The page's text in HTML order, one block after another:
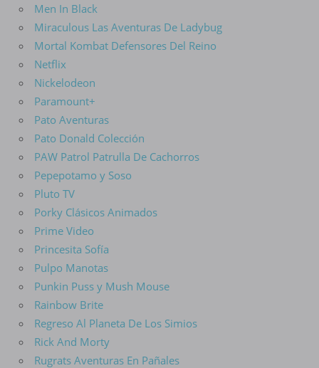
Men In Black
Miraculous Las Aventuras De Ladybug
Mortal Kombat Defensores Del Reino
Netflix
Nickelodeon
Paramount+
Pato Aventuras
Pato Donald Colección
PAW Patrol Patrulla De Cachorros
Pepepotamo y Soso
Pluto TV
Porky Clásicos Animados
Prime Video
Princesita Sofía
Pulpo Manotas
Punkin Puss y Mush Mouse
Rainbow Brite
Regreso Al Planeta De Los Simios
Rick And Morty
Rugrats Aventuras En Pañales